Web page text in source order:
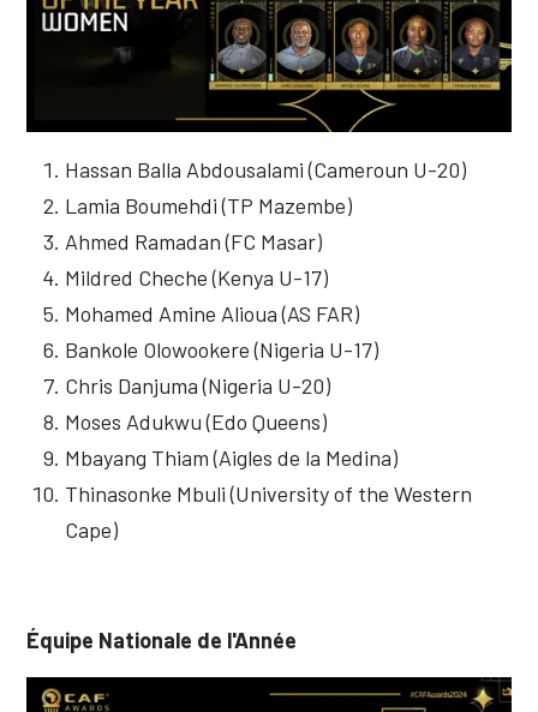
Hassan Balla Abdousalami (Cameroun U-20)
Lamia Boumehdi (TP Mazembe)
Ahmed Ramadan (FC Masar)
Mildred Cheche (Kenya U-17)
Mohamed Amine Alioua (AS FAR)
Bankole Olowookere (Nigeria U-17)
Chris Danjuma (Nigeria U-20)
Moses Adukwu (Edo Queens)
Mbayang Thiam (Aigles de la Medina)
Thinasonke Mbuli (University of the Western
Cape)
Équipe Nationale de l'Année